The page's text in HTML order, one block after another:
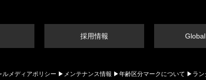
採用情報
ルメディアポリシー メンテナンス情報 年齢区分マークについて ラ